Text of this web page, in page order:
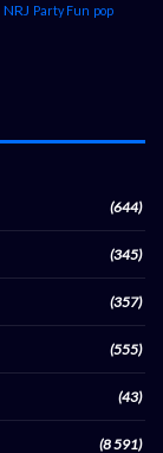
NRJ Party Fun pop
(644)
(345)
(357)
(555)
(43)
(8 591)